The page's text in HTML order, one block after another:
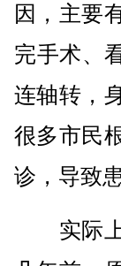
因，主要
完手术、
连轴转，
很多市民
诊，导致
实际上